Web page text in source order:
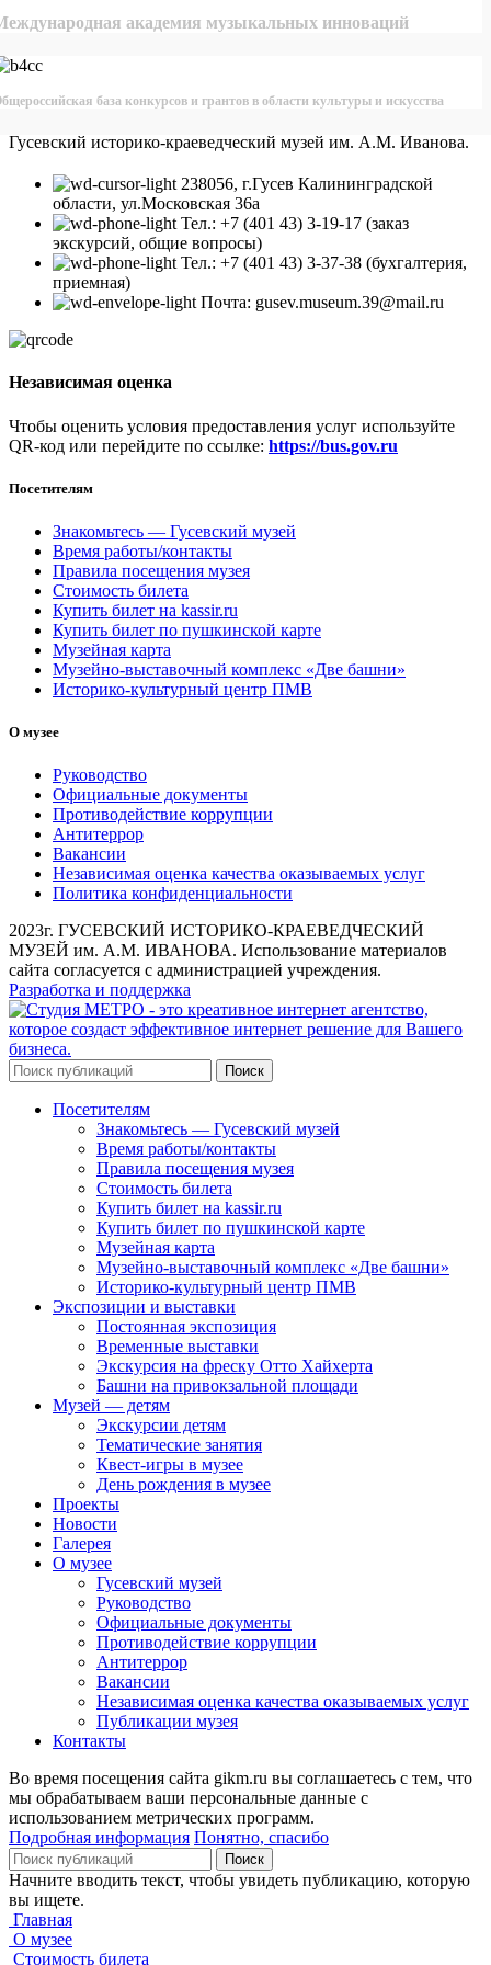
академия музыкальных инноваций
база конкурсов и грантов в области культуры и искусства
Гусевский историко-краеведческий музей им. А.М. Иванова.
238056, г.Гусев Калининградской
области, ул.Московская 36а
Тел.: +7 (401 43) 3-19-17 (заказ
экскурсий, общие вопросы)
Тел.: +7 (401 43) 3-37-38 (бухгалтерия,
приемная)
Почта: gusev.museum.39@mail.ru
Независимая оценка
Чтобы оценить условия предоставления услуг используйте
QR-код или перейдите по ссылке: https://bus.gov.ru
Посетителям
Знакомьтесь — Гусевский музей
Время работы/контакты
Правила посещения музея
Стоимость билета
Купить билет на kassir.ru
Купить билет по пушкинской карте
Музейная карта
Музейно-выставочный комплекс «Две башни»
Историко-культурный центр ПМВ
О музее
Руководство
Официальные документы
Противодействие коррупции
Антитеррор
Вакансии
Независимая оценка качества оказываемых услуг
Политика конфиденциальности
2023г. ГУСЕВСКИЙ ИСТОРИКО-КРАЕВЕДЧЕСКИЙ
МУЗЕЙ им. А.М. ИВАНОВА. Использование материалов
сайта согласуется с администрацией учреждения.
Разработка и поддержка
Поиск
Посетителям
Знакомьтесь — Гусевский музей
Время работы/контакты
Правила посещения музея
Стоимость билета
Купить билет на kassir.ru
Купить билет по пушкинской карте
Музейная карта
Музейно-выставочный комплекс «Две башни»
Историко-культурный центр ПМВ
Экспозиции и выставки
Постоянная экспозиция
Временные выставки
Экскурсия на фреску Отто Хайхерта
Башни на привокзальной площади
Музей — детям
Экскурсии детям
Тематические занятия
Квест-игры в музее
День рождения в музее
Проекты
Новости
Галерея
О музее
Гусевский музей
Руководство
Официальные документы
Противодействие коррупции
Антитеррор
Вакансии
Независимая оценка качества оказываемых услуг
Публикации музея
Контакты
Во время посещения сайта gikm.ru вы соглашаетесь с тем, что
мы обрабатываем ваши персональные данные с
использованием метрических программ.
Подробная информация Понятно, спасибо
Поиск
Начните вводить текст, чтобы увидеть публикацию, которую
вы ищете.
Главная
О музее
Стоимость билета